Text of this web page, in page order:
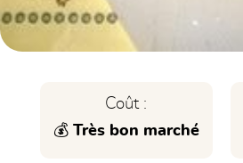
Coût :
💰 Très bon marché